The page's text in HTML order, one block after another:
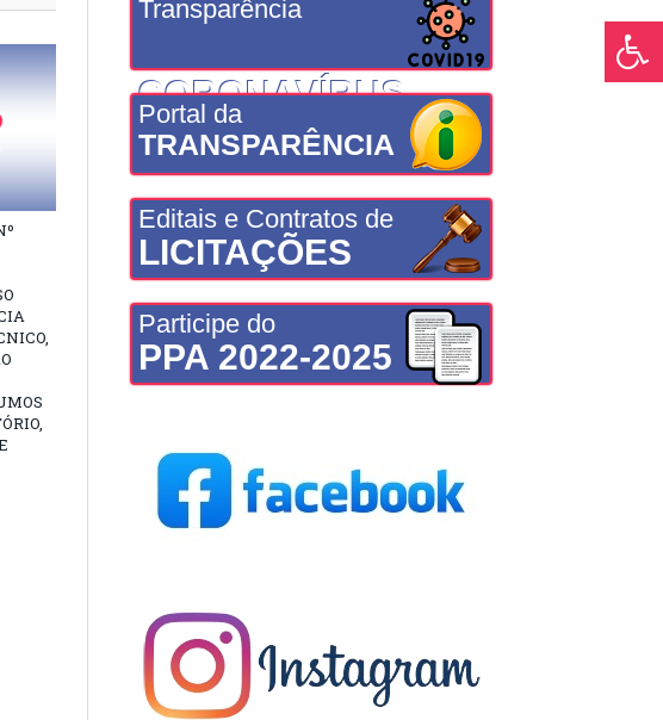
Transparência
CORONAVÍRUS
Portal da
TRANSPARÊNCIA
Editais e Contratos de
LICITAÇÕES
Participe do
PPA 2022-2025